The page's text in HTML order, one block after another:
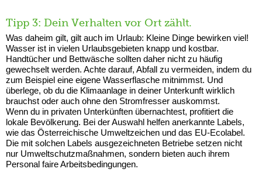
Tipp 3: Dein Verhalten vor Ort zählt.
Was daheim gilt, gilt auch im Urlaub: Kleine Dinge bewirken viel!
Wasser ist in vielen Urlaubsgebieten knapp und kostbar.
Handtücher und Bettwäsche sollten daher nicht zu häufig
gewechselt werden. Achte darauf, Abfall zu vermeiden, indem du
zum Beispiel eine eigene Wasserflasche mitnimmst. Und
überlege, ob du die Klimaanlage in deiner Unterkunft wirklich
brauchst oder auch ohne den Stromfresser auskommst.
Wenn du in privaten Unterkünften übernachtest, profitiert die
lokale Bevölkerung. Bei der Auswahl helfen anerkannte Labels,
wie das Österreichische Umweltzeichen und das EU-Ecolabel.
Die mit solchen Labels ausgezeichneten Betriebe setzen nicht
nur Umweltschutzmaßnahmen, sondern bieten auch ihrem
Personal faire Arbeitsbedingungen.